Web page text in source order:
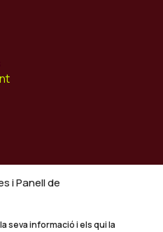
i Panell de
seva informació i els qui la